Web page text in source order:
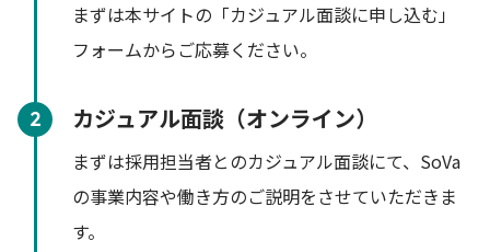
まずは本サイトの「カジュアル面談に申し込む」
フォームからご応募ください。
2 カジュアル面談（オンライン）
まずは採用担当者とのカジュアル面談にて、SoVa
の事業内容や働き方のご説明をさせていただきま
す。